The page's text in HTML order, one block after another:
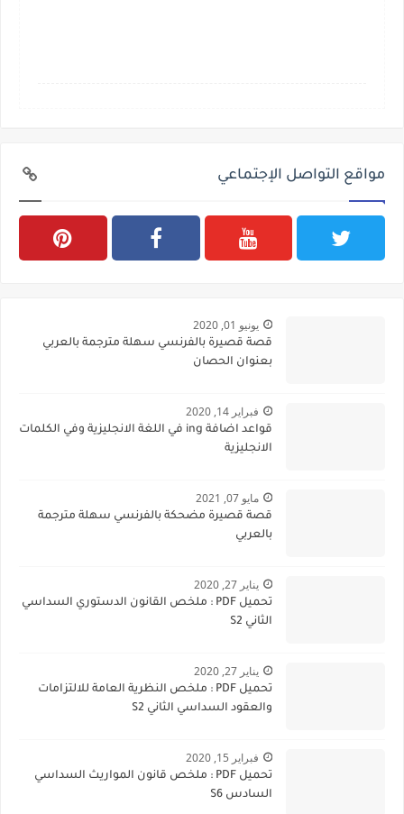
مواقع التواصل الإجتماعي
يونيو 01, 2020
قصة قصيرة بالفرنسي سهلة مترجمة بالعربي
بعنوان الحصان
فبراير 14, 2020
قواعد اضافة ing في اللغة الانجليزية وفي الكلمات
الانجليزية
مايو 07, 2021
قصة قصيرة مضحكة بالفرنسي سهلة مترجمة
بالعربي
يناير 27, 2020
تحميل PDF : ملخص القانون الدستوري السداسي
الثاني S2
يناير 27, 2020
تحميل PDF : ملخص النظرية العامة للالتزامات
والعقود السداسي الثاني S2
فبراير 15, 2020
تحميل PDF : ملخص قانون المواريث السداسي
السادس S6